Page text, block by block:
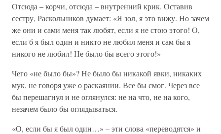
Отсюда – корчи, отсюда – внутренний крик. Оставив
сестру, Раскольников думает: «Я зол, я это вижу. Но зачем
же они и сами меня так любят, если я не стою этого! О,
если б я был один и никто не любил меня и сам бы я
никого не любил! Не было бы всего этого!»
Чего «не было бы»? Не было бы никакой явки, никаких
мук, не говоря уже о раскаянии. Все бы смог. Через все
бы перешагнул и не оглянулся: не на что, не на кого,
незачем было бы оглядываться.
«О, если бы я был один…» – эти слова «переводятся» и